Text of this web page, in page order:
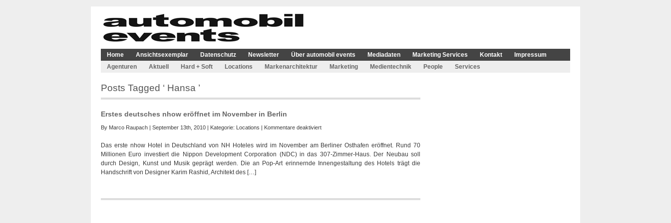
Home Ansichtsexemplar Datenschutz Newsletter Über automobil events Mediadaten Marketing Services Kontakt
Impressum
Agenturen
Aktuell Hard + Soft Locations Markenarchitektur Marketing Medientechnik People Services
Posts Tagged ‘ Hansa ’
Erstes deutsches nhow eröffnet im November in Berlin
By Marco Raupach | September 13th, 2010 | Kategorie: Locations | Kommentare deaktiviertfür
deutsches
nhow
eröffnet
Berlin
Das erste nhow Hotel in Deutschland von NH Hoteles wird im November am Berliner Osthafen eröffnet. Rund 70
Millionen Euro investiert die Nippon Development Corporation (NDC) in das 307-Zimmer-Haus. Der Neubau soll
durch Design, Kunst und Musik geprägt werden. Die an Pop-Art erinnernde Innengestaltung des Hotels trägt die
Handschrift von Designer Karim Rashid, Architekt des […]